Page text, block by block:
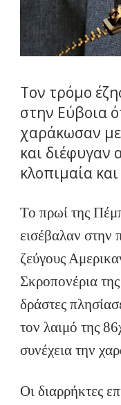
Τον τρόμο
στην Εύβοια
χαράκωσαν
και διέφυγαν
κλοπιμαία
Το πρωί της
εισέβαλαν στην
ζεύγους
Σκροπονέρια
δράστες
τον λαιμό της
συνέχεια την
Οι διαρρήκτες